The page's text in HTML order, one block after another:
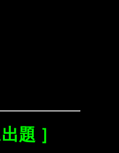
題 ］